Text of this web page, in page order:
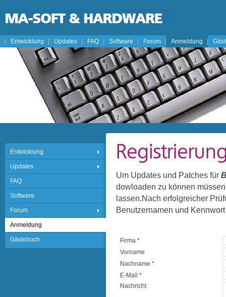
Entwicklung Updates FAQ Software Forum Anmeldung
Entwicklung
Updates
FAQ
Software
Forum
Anmeldung
Gästebuch
Um Updates und Patches für
dowloaden zu können
lassen.Nach erfolgreicher
Benutzernamen und
Firma *
Vorname
Nachname *
E-Mail *
Nachricht